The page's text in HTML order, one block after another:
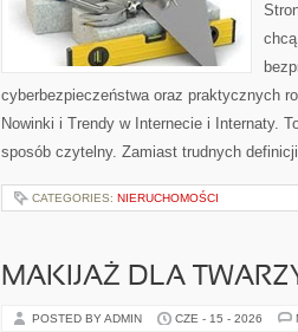
cyberbezpieczeństwa oraz praktycznych
Nowinki i Trendy w Internecie i Internaty.
sposób czytelny. Zamiast trudnych
CATEGORIES: NIERUCHOMOŚCI
MAKIJAŻ DLA
POSTED BY ADMIN CZE - 15 - 2026